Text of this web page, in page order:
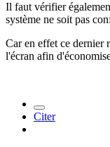
Il faut vérifier
système ne soit pas
Car en effet ce dernier
l'écran afin
Citer